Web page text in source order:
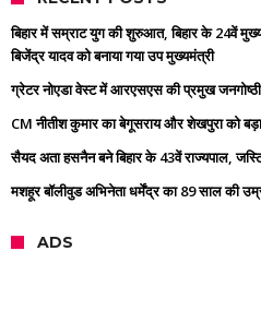
बिहार में सम्राट युग की शुरुआत, बिहार के 24वें
बिजेंद्र यादव को बनाया गया उप मुख्यमंत्री
ग्रेटर नोएडा वेस्ट में आरएसएस की प्रमुख
CM नीतीश कुमार का बेगूसराय और शेखपुरा को
सैयद अता हसनैन बने बिहार के 43वें राज्यपाल,
मशहूर बॉलीवुड अभिनेता धर्मेंद्र का 89 साल की
ADS